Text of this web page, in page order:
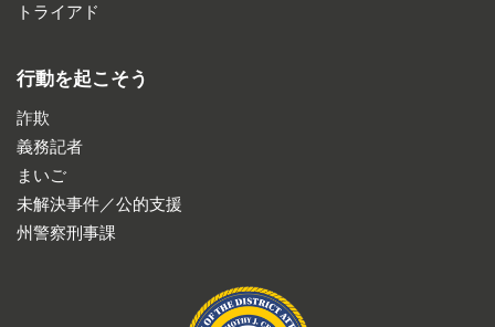
トライアド
行動を起こそう
詐欺
義務記者
まいご
未解決事件／公的支援
州警察刑事課